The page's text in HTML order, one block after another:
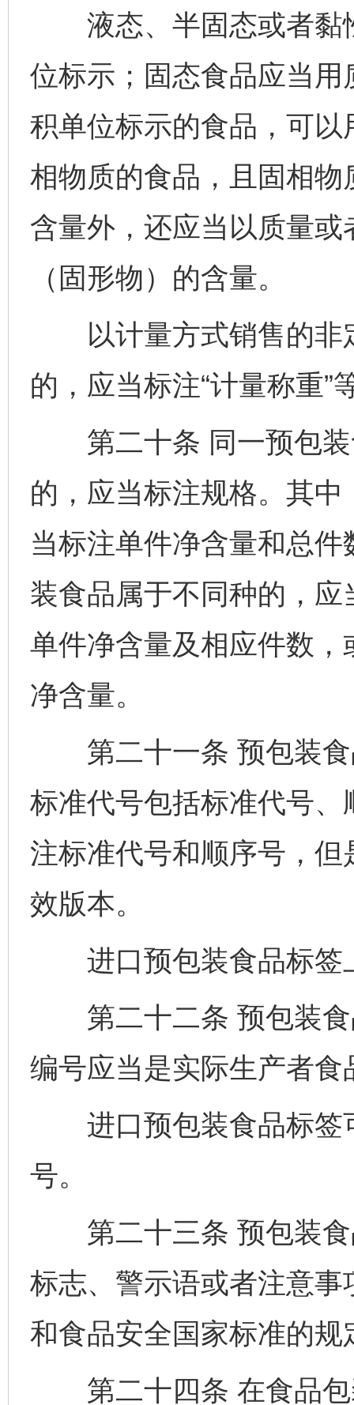
液态、半固态或者黏
位标示；固态食品应当
积单位标示的食品，可
相物质的食品，且固相
含量外，还应当以质量
（固形物）的含量。
以计量方式销售的非
的，应当标注“计量称重”
第二十条 同一预包装
的，应当标注规格。其
当标注单件净含量和总
装食品属于不同种的，
单件净含量及相应件数
净含量。
第二十一条 预包装食
标准代号包括标准代号
注标准代号和顺序号，
效版本。
进口预包装食品标签
第二十二条 预包装食
编号应当是实际生产者
进口预包装食品标签
号。
第二十三条 预包装食
标志、警示语或者注意
和食品安全国家标准的规
第二十四条 在食品包